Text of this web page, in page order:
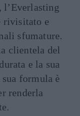
l’Everlasting
rivisitato e
sfumature.
clientela del
e la sua
formula è
renderla